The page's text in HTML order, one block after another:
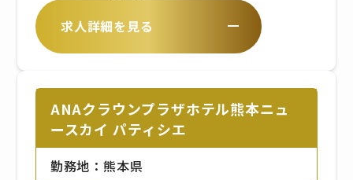
求人詳細を見る
ANAクラウンプラザホテル熊本ニュ
ースカイ パティシエ
勤務地：熊本県